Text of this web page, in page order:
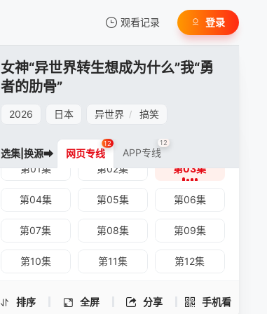
观看记录
我的观影记录
暂无观看影片的记录
登录
女神“异世界转生想成为什么”我“勇
者的肋骨”
2026 日本 异世界 / 搞笑
排序 全屏 分享 手机看
女神“异世界转生想成为什么”我“勇者的肋
骨” -第03集
选集|换源➡ 网页专线
12
APP专线
12
第01集 第02集 第03集
第04集 第05集 第06集
第07集 第08集 第09集
第10集 第11集 第12集